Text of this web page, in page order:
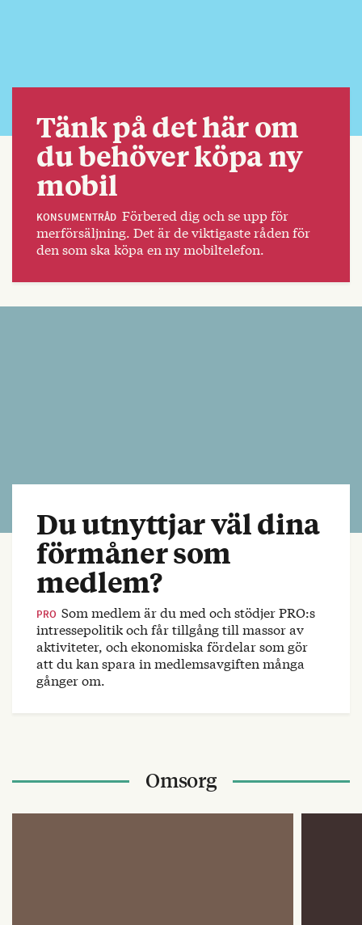
Tänk på det här om
du behöver köpa ny
mobil
KONSUMENTRÅD Förbered dig och se upp för
merförsäljning. Det är de viktigaste råden för
den som ska köpa en ny mobiltelefon.
Du utnyttjar väl dina
förmåner som
medlem?
PRO Som medlem är du med och stödjer PRO:s
intressepolitik och får tillgång till massor av
aktiviteter, och ekonomiska fördelar som gör
att du kan spara in medlemsavgiften många
gånger om.
Omsorg